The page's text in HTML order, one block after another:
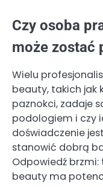
Czy osoba
może zostać
Wielu
beauty, takich jak
paznokci, zadaje
podologiem i czy
doświadczenie
stanowić dobrą
Odpowiedź
beauty ma